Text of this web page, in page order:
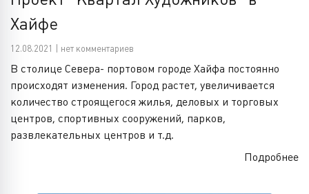
Хайфе
12.08.2021 | нет комментариев
В столице Севера- портовом городе Хайфа постоянно
происходят изменения. Город растет, увеличивается
количество строящегося жилья, деловых и торговых
центров, спортивных сооружений, парков,
развлекательных центров и т.д.
Подробнее